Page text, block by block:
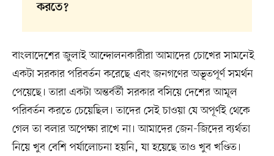
করতে?
বাংলাদেশের জুলাই আন্দোলনকারীরা আমাদের চোখের সামনেই
একটা সরকার পরিবর্তন করেছে এবং জনগণের অভূতপূর্ণ সমর্থন
পেয়েছে। তারা একটা অন্তর্বর্তী সরকার বসিয়ে দেশের আমূল
পরিবর্তন করতে চেয়েছিল। তাদের সেই চাওয়া যে অপূর্ণই থেকে
গেল তা বলার অপেক্ষা রাখে না। আমাদের জেন-জিদের ব্যর্থতা
নিয়ে খুব বেশি পর্যালোচনা হয়নি, যা হয়েছে তাও খুব খণ্ডিত।